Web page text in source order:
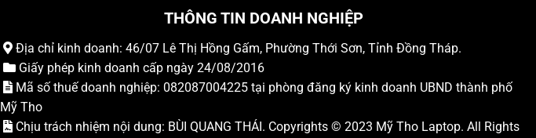
THÔNG TIN DOANH NGHIỆP
Địa chỉ kinh doanh: 46/07 Lê Thị Hồng Gấm, Phường Thới Sơn, Tỉnh Đồng Tháp.
Giấy phép kinh doanh cấp ngày 24/08/2016
Mã số thuế doanh nghiệp: 082087004225 tại phòng đăng ký kinh doanh UBND thành phố
Mỹ Tho
Chịu trách nhiệm nội dung: BÙI QUANG THÁI. Copyrights © 2023 Mỹ Tho Laptop. All Rights